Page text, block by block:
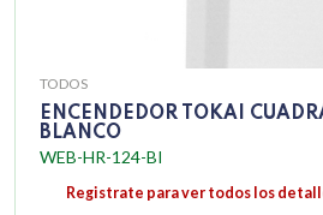
TODOS
ENCENDEDOR TOKAI
BLANCO
WEB-HR-124-BI
Registrate para ver todos los